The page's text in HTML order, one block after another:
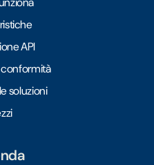
API
conformità
soluzioni